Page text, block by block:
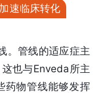
速临床转化
。管线的适应症主
也与Enveda所主
药物管线能够发挥